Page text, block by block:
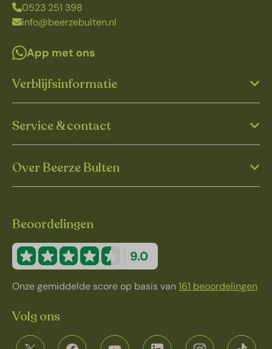
0523 251 398
info@beerzebulten.nl
App met ons
Verblijfsinformatie
Service & contact
Over Beerze Bulten
Beoordelingen
9.0
Onze gemiddelde score op basis van161 beoordelingen
Volg ons